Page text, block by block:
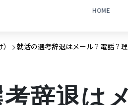
HOME
就活の選考辞退はメール？電話？
辞退は